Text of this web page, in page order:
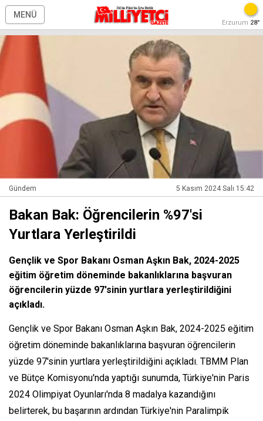
MENÜ
Erzurum 28°
Gündem 5 Kasım 2024 Salı 15:42
Bakan Bak: Öğrencilerin %97'si
Yurtlara Yerleştirildi
Gençlik ve Spor Bakanı Osman Aşkın Bak, 2024-2025
eğitim öğretim döneminde bakanlıklarına başvuran
öğrencilerin yüzde 97'sinin yurtlara yerleştirildiğini
açıkladı.
Gençlik ve Spor Bakanı Osman Aşkın Bak, 2024-2025 eğitim
öğretim döneminde bakanlıklarına başvuran öğrencilerin
yüzde 97'sinin yurtlara yerleştirildiğini açıkladı. TBMM Plan
ve Bütçe Komisyonu'nda yaptığı sunumda, Türkiye'nin Paris
2024 Olimpiyat Oyunları'nda 8 madalya kazandığını
belirterek, bu başarının ardından Türkiye'nin Paralimpik